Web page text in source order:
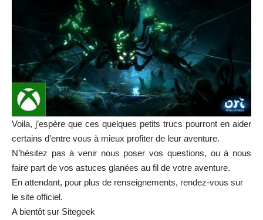
Voila, j’espère que ces quelques petits trucs pourront en aider
certains d’entre vous à mieux profiter de leur aventure.
N’hésitez pas à venir nous poser vos questions, ou à nous
faire part de vos astuces glanées au fil de votre aventure.
En attendant, pour plus de renseignements, rendez-vous sur
le site officiel.
A bientôt sur Sitegeek